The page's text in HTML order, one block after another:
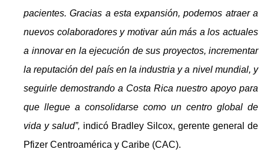
pacientes. Gracias a esta expansión, podemos atraer a
nuevos colaboradores y motivar aún más a los actuales
a innovar en la ejecución de sus proyectos, incrementar
la reputación del país en la industria y a nivel mundial, y
seguirle demostrando a Costa Rica nuestro apoyo para
que llegue a consolidarse como un centro global de
vida y salud”, indicó Bradley Silcox, gerente general de
Pfizer Centroamérica y Caribe (CAC).